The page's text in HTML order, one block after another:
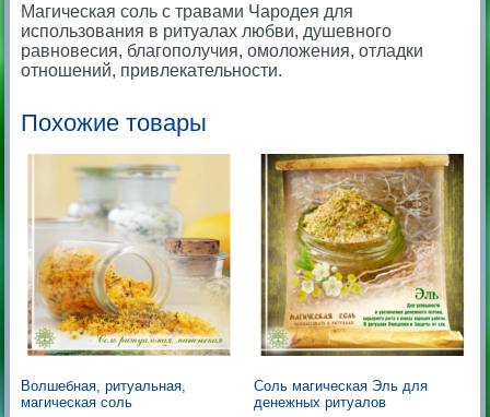
Магическая соль с травами Чародея для
использования в ритуалах любви, душевного
равновесия, благополучия, омоложения, отладки
отношений, привлекательности.
Похожие товары
Волшебная, ритуальная,
магическая соль
Соль магическая Эль для
денежных ритуалов